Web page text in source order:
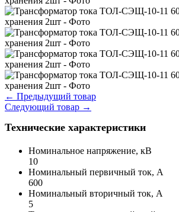
← Предыдущий товар
Следующий товар →
Технические характеристики
Номинальное напряжение, кВ
10
Номинальный первичный ток, А
600
Номинальный вторичный ток, А
5